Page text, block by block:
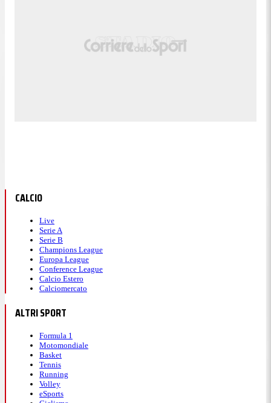
CALCIO
Live
Serie A
Serie B
Champions League
Europa League
Conference League
Calcio Estero
Calciomercato
ALTRI SPORT
Formula 1
Motomondiale
Basket
Tennis
Running
Volley
eSports